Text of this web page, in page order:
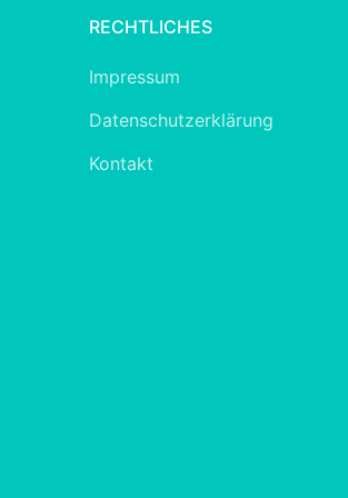
RECHTLICHES
Impressum
Datenschutzerklärung
Kontakt